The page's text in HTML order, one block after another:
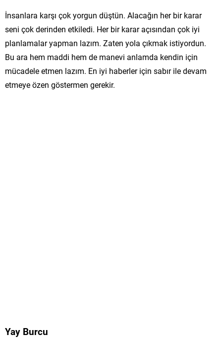
İnsanlara karşı çok yorgun düştün. Alacağın her bir karar
seni çok derinden etkiledi. Her bir karar açısından çok iyi
planlamalar yapman lazım. Zaten yola çıkmak istiyordun.
Bu ara hem maddi hem de manevi anlamda kendin için
mücadele etmen lazım. En iyi haberler için sabır ile devam
etmeye özen göstermen gerekir.
Yay Burcu